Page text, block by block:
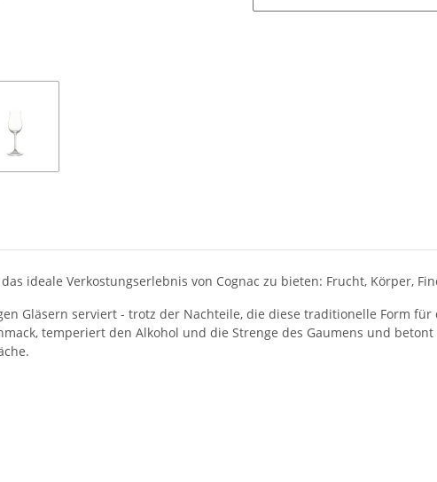
ideale Verkostungserlebnis von Cognac zu bieten: Frucht, Körper,
Gläsern serviert - trotz der Nachteile, die diese traditionelle Form für
temperiert den Alkohol und die Strenge des Gaumens und